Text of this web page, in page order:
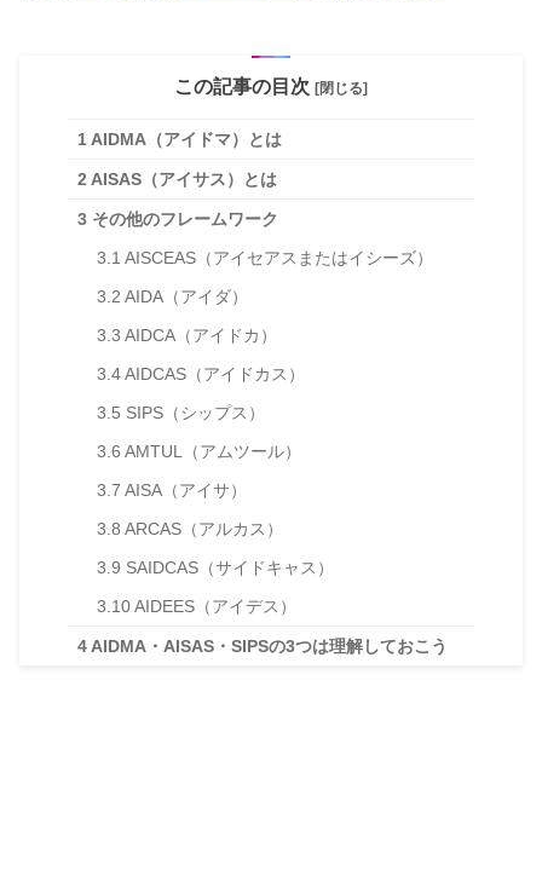
この記事の目次 [閉じる]
1 AIDMA（アイドマ）とは
2 AISAS（アイサス）とは
3 その他のフレームワーク
3.1 AISCEAS（アイセアスまたはイシーズ）
3.2 AIDA（アイダ）
3.3 AIDCA（アイドカ）
3.4AIDCAS（アイドカス）
3.5 SIPS（シップス）
3.6 AMTUL（アムツール）
3.7 AISA（アイサ）
3.8 ARCAS（アルカス）
3.9 SAIDCAS（サイドキャス）
3.10AIDEES（アイデス）
4 AIDMA・AISAS・SIPSの3つは理解しておこう